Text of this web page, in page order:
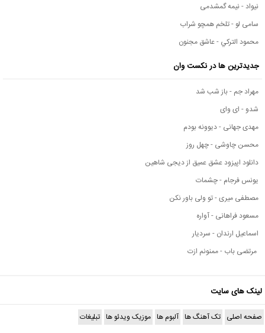
نیواد - نیمه گمشدمی
سامی لو - تلخم همچو شراب
محمود التركي - عاشق مجنون
جدیدترین ها در نکست وان
مهراد جم - باز شب شد
شدو - ای وای
مهدی جهانی - دیوونه بودم
محسن چاوشی - چهل روز
دانلود اپیزود عشق عمیق از دیجی شاهین
یونس فرجام - چشمات
مصطفی میری - تو ولی باور نکن
مسعود فراهانی - آواره
اسماعیل ارندان - سردیار
مرتضی باب - ممنونم ازت
لینک های سایت
صفحه اصلی تک آهنگ ها آلبوم ها موزیک ویدئو ها تبلیغات